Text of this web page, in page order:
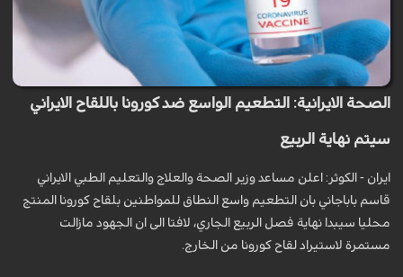
الصحة الايرانية: التطعيم الواسع ضد كورونا باللقاح الايراني
سيتم نهاية الربيع
ايران - الكوثر: اعلن مساعد وزير الصحة والعلاج والتعليم الطبي الايراني
قاسم باباجاني بان التطعيم واسع النطاق للمواطنين بلقاح كورونا المنتج
محليا سيبدا نهاية فصل الربيع الجاري، لافتا الى ان الجهود مازالت
مستمرة لاستيراد لقاح كورونا من الخارج.